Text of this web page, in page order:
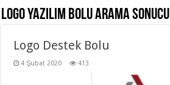
Logo Yazılım BoluArama Sonucu
Logo Destek Bolu
4 Şubat 2020 413